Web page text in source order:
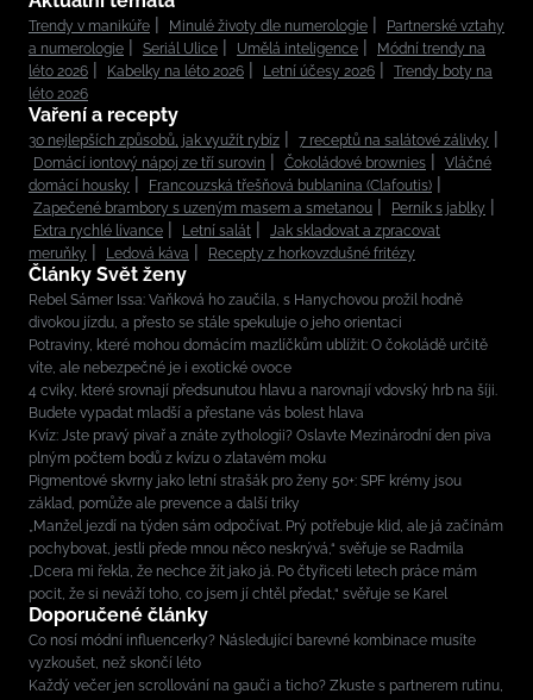
Trendy v manikúře Minulé životy dle numerologie
Partnerské vztahy
a numerologie
Seriál Ulice Umělá inteligence
Módní trendy na
léto 2026
Kabelky na léto 2026 Letní účesy 2026
Trendy boty na
léto 2026
Vaření a recepty
30 nejlepších způsobů, jak využít rybíz
7 receptů na salátové zálivky
Domácí iontový nápoj ze tří surovin
Čokoládové brownies
Vláčné
domácí housky
Francouzská třešňová bublanina (Clafoutis)
Zapečené brambory s uzeným masem a smetanou
Perník s jablky
Extra rychlé lívance
Letní salát
Jak skladovat a zpracovat
meruňky
Ledová káva Recepty z horkovzdušné fritézy
Články Svět ženy
Rebel Sámer Issa: Vaňková ho zaučila, s Hanychovou prožil hodně
divokou jízdu, a přesto se stále spekuluje o jeho orientaci
Potraviny, které mohou domácím mazlíčkům ublížit: O čokoládě určitě
víte, ale nebezpečné je i exotické ovoce
4 cviky, které srovnají předsunutou hlavu a narovnají vdovský hrb na šíji.
Budete vypadat mladší a přestane vás bolest hlava
Kvíz: Jste pravý pivař a znáte zythologii? Oslavte Mezinárodní den piva
plným počtem bodů z kvízu o zlatavém moku
Pigmentové skvrny jako letní strašák pro ženy 50+: SPF krémy jsou
základ, pomůže ale prevence a další triky
„Manžel jezdí na týden sám odpočívat. Prý potřebuje klid, ale já začínám
pochybovat, jestli přede mnou něco neskrývá,“ svěřuje se Radmila
„Dcera mi řekla, že nechce žít jako já. Po čtyřiceti letech práce mám
pocit, že si neváží toho, co jsem jí chtěl předat,“ svěřuje se Karel
Doporučené články
Co nosí módní influencerky? Následující barevné kombinace musíte
vyzkoušet, než skončí léto
Každý večer jen scrollování na gauči a ticho? Zkuste s partnerem rutinu,